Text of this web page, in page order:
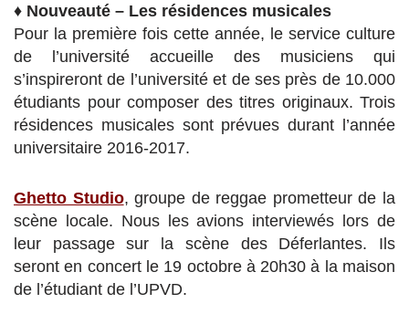
♦ Nouveauté – Les résidences musicales
Pour la première fois cette année, le service culture
de l’université accueille des musiciens qui
s’inspireront de l’université et de ses près de 10.000
étudiants pour composer des titres originaux. Trois
résidences musicales sont prévues durant l’année
universitaire 2016-2017.
Ghetto Studio, groupe de reggae prometteur de la
scène locale. Nous les avions interviewés lors de
leur passage sur la scène des Déferlantes. Ils
seront en concert le 19 octobre à 20h30 à la maison
de l’étudiant de l’UPVD.